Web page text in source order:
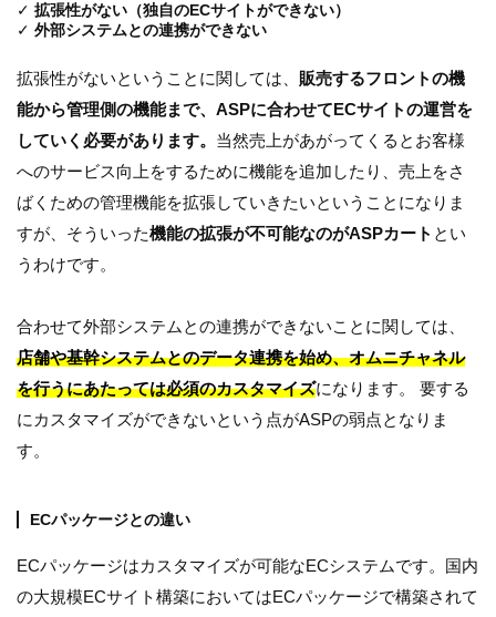
✓ 拡張性がない（独自のECサイトができない）
✓ 外部システムとの連携ができない
拡張性がないということに関しては、 販売するフロントの機
能から管理側の機能まで、ASPに合わせてECサイトの運営を
していく必要があります。 当然売上があがってくるとお客様
へのサービス向上をするために機能を追加したり、売上をさ
ばくための管理機能を拡張していきたいということになりま
すが、そういった機能の拡張が不可能なのがASPカート とい
うわけです。
合わせて外部システムとの連携ができないことに関しては、
店舗や基幹システムとのデータ連携を始め、オムニチャネル
を行うにあたっては必須のカスタマイズになります。 要する
にカスタマイズができないという点がASPの弱点となりま
す。
ECパッケージとの違い
ECパッケージはカスタマイズが可能なECシステムです。国内
の大規模ECサイト構築においてはECパッケージで構築されて